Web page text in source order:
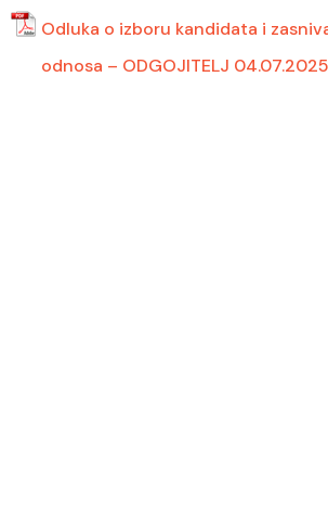
Odluka o izboru kandidata i
odnosa – ODGOJITELJ